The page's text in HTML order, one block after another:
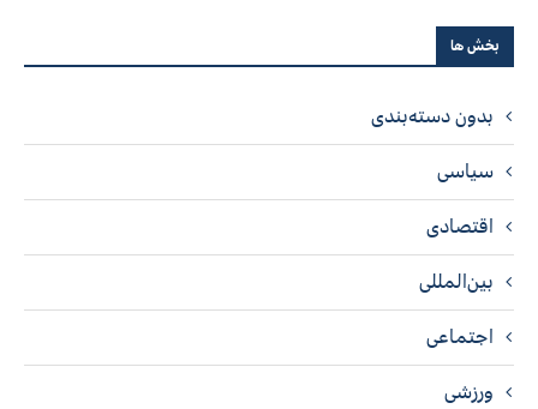
بخش ها
بدون دسته‌بندی
سیاسی
اقتصادی
بین‌المللی
اجتماعی
ورزشی